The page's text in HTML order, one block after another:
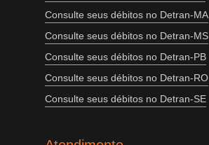
Consulte seus débitos no Detran-MA
Consulte seus débitos no Detran-MS
Consulte seus débitos no Detran-PB
Consulte seus débitos no Detran-RO
Consulte seus débitos no Detran-SE